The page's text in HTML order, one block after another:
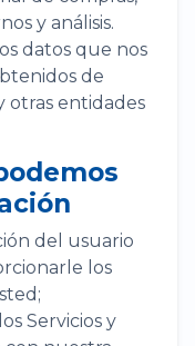
y análisis.
datos que nos
de
otras entidades
del usuario
los
Servicios y